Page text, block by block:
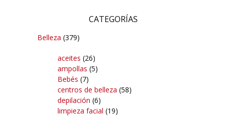
CATEGORÍAS
Belleza (379)
aceites (26)
ampollas (5)
Bebés (7)
centros de belleza (58)
depilación (6)
limpieza facial (19)